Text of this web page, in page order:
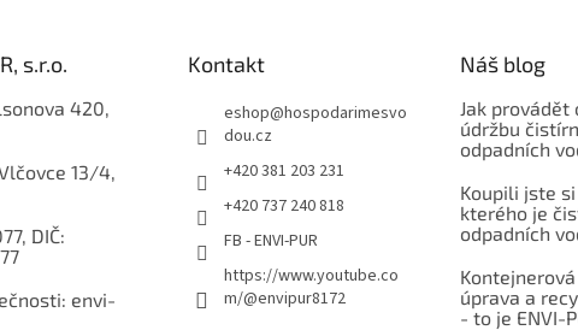
s.r.o.
420,
13/4,
DIČ:
envi-
Kontakt
eshop@hospodarimesvo
dou.cz
+420 381 203 231
+420 737 240 818
FB - ENVI-PUR
https://www.youtube.co
m/@envipur8172
Náš blog
Jak provádět
údržbu
odpadních
Koupili jste
kterého je
odpadních
úprava a
- to je ENVI-